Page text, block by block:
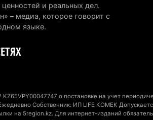
и реальных дел.
– медиа, которое говорит с
языке.
о постановке на учет
Собственник: ИП LIFE KOMEK
на 5region.kz. Для интернет-изданий